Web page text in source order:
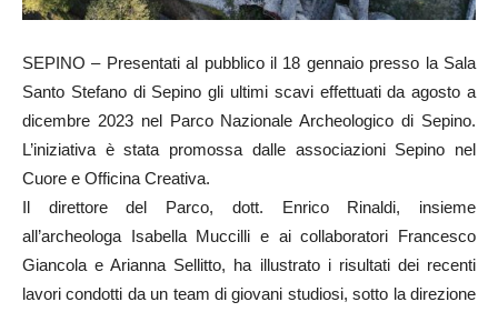
SEPINO – Presentati al pubblico il 18 gennaio presso la Sala
Santo Stefano di Sepino gli ultimi scavi effettuati da agosto a
dicembre 2023 nel Parco Nazionale Archeologico di Sepino.
L’iniziativa è stata promossa dalle associazioni Sepino nel
Cuore e Officina Creativa.
Il direttore del Parco, dott. Enrico Rinaldi, insieme
all’archeologa Isabella Muccilli e ai collaboratori Francesco
Giancola e Arianna Sellitto, ha illustrato i risultati dei recenti
lavori condotti da un team di giovani studiosi, sotto la direzione